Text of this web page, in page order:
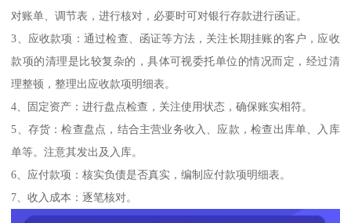
对账单、调节表，进行核对，必要时可对银行存款进行函证。
3、应收款项：通过检查、函证等方法，关注长期挂账的客户，应收
款项的清理是比较复杂的，具体可视委托单位的情况而定，经过清
理整顿，整理出应收款项明细表。
4、固定资产：进行盘点检查，关注使用状态，确保账实相符。
5、存货：检查盘点，结合主营业务收入、应款，检查出库单、入库
单等。注意其发出及入库。
6、应付款项：核实负债是否真实，编制应付款项明细表。
7、收入成本：逐笔核对。